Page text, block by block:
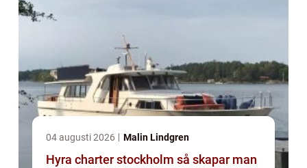
04 augusti 2026 Malin Lindgren
Hyra charter stockholm så skapar man